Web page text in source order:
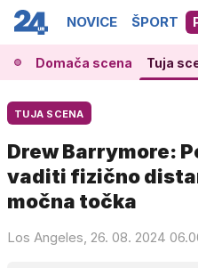
NOVICE ŠPORT
Domača scena Tuja
TUJA SCENA
Drew Barrymore:
vaditi fizično
močna točka
Los Angeles, 26. 08. 2024